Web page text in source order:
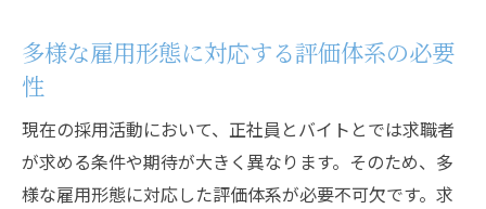
法
キャリアパスを明確にする評価体系の重要
性
バイト評価を正社員登用に活かす方法
多様な雇用形態に対応する評価体系の必要
性
現在の採用活動において、正社員とバイトとでは求職者
が求める条件や期待が大きく異なります。そのため、多
様な雇用形態に対応した評価体系が必要不可欠です。求